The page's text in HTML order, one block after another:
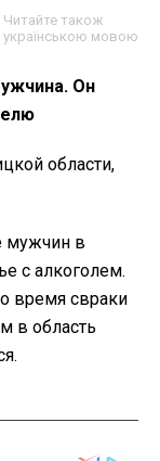
Читайте також
українською мовою
Он
области,
мужчин в
с алкоголем.
время свраки
в область